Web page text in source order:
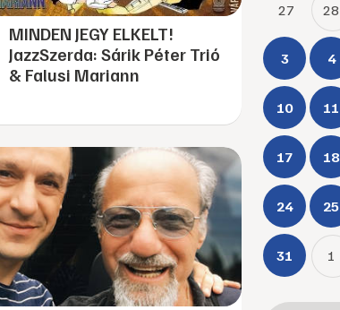
MINDEN JEGY ELKELT!
JazzSzerda: Sárik Péter Trió
& Falusi Mariann
27 28
3 4
10 11
17 18
24 25
31 1